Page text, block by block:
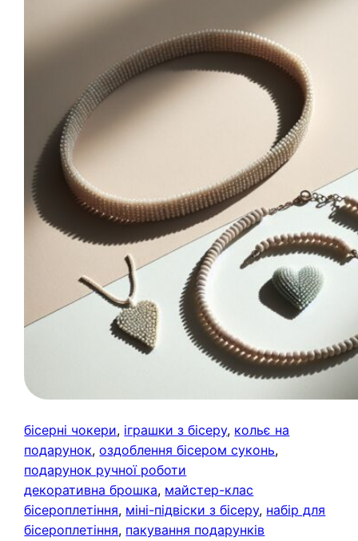
бісерні чокери, іграшки з бісеру, кольє на
подарунок, оздоблення бісером суконь
подарунок ручної роботи
декоративна брошка, майстер-клас
бісероплетіння, міні-підвіски з бісеру, набір для
бісероплетіння, пакування подарунків